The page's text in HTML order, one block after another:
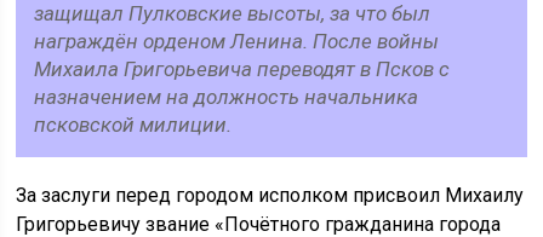
защищал Пулковские высоты, за что был
награждён орденом Ленина. После войны
Михаила Григорьевича переводят в Псков с
назначением на должность начальника
псковской милиции.
За заслуги перед городом исполком присвоил Михаилу
Григорьевичу звание «Почётного гражданина города